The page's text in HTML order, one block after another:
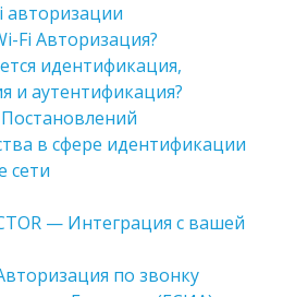
авторизации
Fi Авторизация?
идентификация,
и аутентификация?
в сфере идентификации
сети
— Интеграция с вашей
по звонку